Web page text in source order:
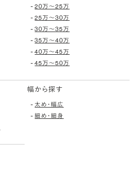
-20万〜25万
-25万〜30万
-30万〜35万
-35万〜40万
-40万〜45万
-45万〜50万
幅から探す
- 太め・幅広
-細め・細身